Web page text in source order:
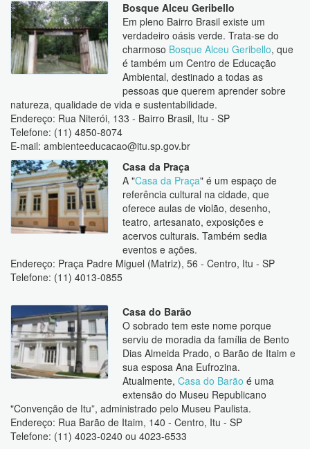
Bosque Alceu Geribello
Em pleno Bairro Brasil existe um
verdadeiro oásis verde. Trata-se do
charmoso Bosque Alceu Geribello, que
é também um Centro de Educação
Ambiental, destinado a todas as
pessoas que querem aprender sobre
natureza, qualidade de vida e sustentabilidade.
Endereço: Rua Niterói, 133 - Bairro Brasil, Itu - SP
Telefone: (11) 4850-8074
E-mail: ambienteeducacao@itu.sp.gov.br
Casa da Praça
A "Casa da Praça" é um espaço de
referência cultural na cidade, que
oferece aulas de violão, desenho,
teatro, artesanato, exposições e
acervos culturais. Também sedia
eventos e ações.
Endereço: Praça Padre Miguel (Matriz), 56 - Centro, Itu - SP
Telefone: (11) 4013-0855
Casa do Barão
O sobrado tem este nome porque
serviu de moradia da família de Bento
Dias Almeida Prado, o Barão de Itaim e
sua esposa Ana Eufrozina.
Atualmente, Casa do Barão é uma
extensão do Museu Republicano
"Convenção de Itu”, administrado pelo Museu Paulista.
Endereço: Rua Barão de Itaim, 140 - Centro, Itu - SP
Telefone: (11) 4023-0240 ou 4023-6533